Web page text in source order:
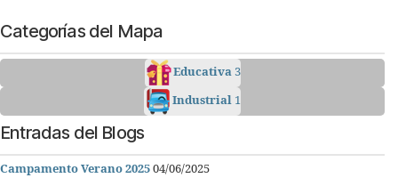
Categorías del Mapa
Educativa3
Industrial 1
Entradas del Blogs
Campamento Verano 202504/06/2025